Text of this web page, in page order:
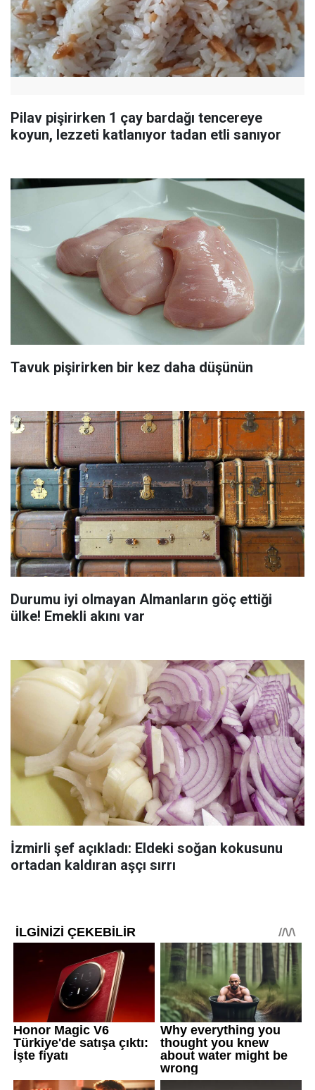
Pilav pişirirken 1 çay bardağı tencereye
koyun, lezzeti katlanıyor tadan etli sanıyor
Tavuk pişirirken bir kez daha düşünün
Durumu iyi olmayan Almanların göç ettiği
ülke! Emekli akını var
İzmirli şef açıkladı: Eldeki soğan kokusunu
ortadan kaldıran aşçı sırrı